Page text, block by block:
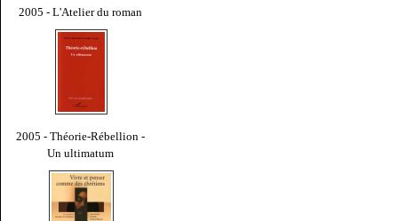
2005 - L'Atelier du roman
2005 - Théorie-Rébellion -
Un ultimatum